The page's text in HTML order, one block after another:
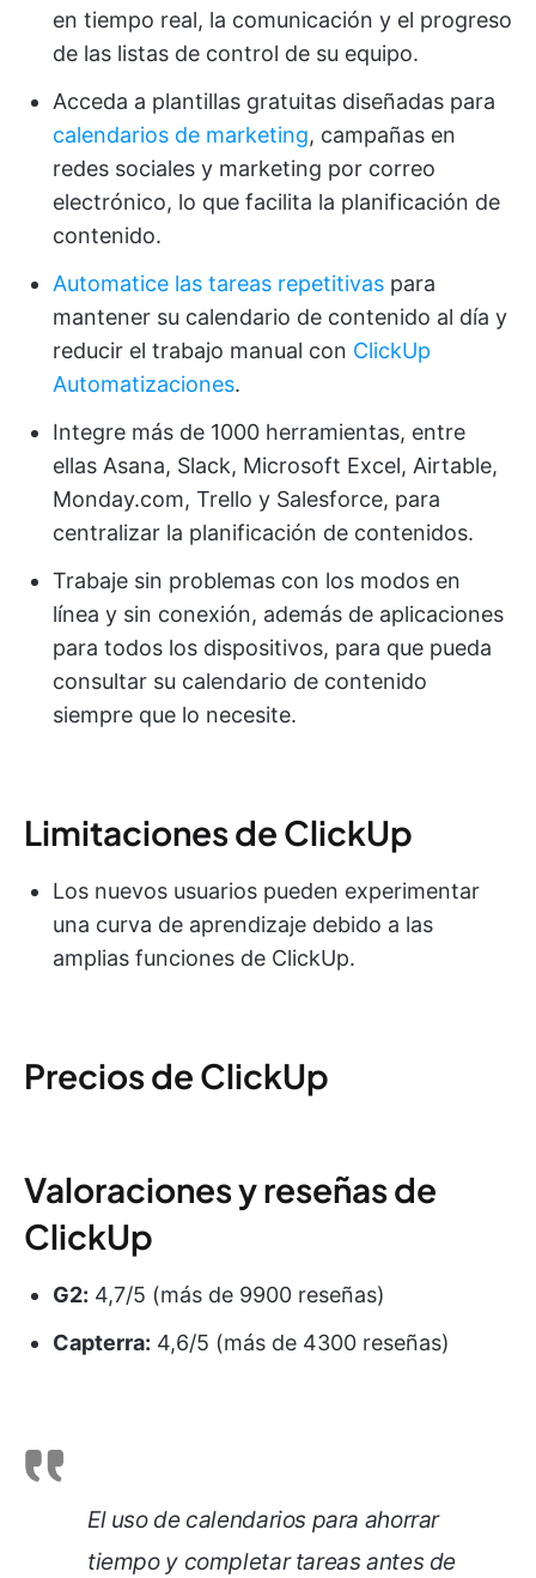
en tiempo real, la comunicación y el progreso
de las listas de control de su equipo.
Acceda a plantillas gratuitas diseñadas para
calendarios de marketing, campañas en
redes sociales y marketing por correo
electrónico, lo que facilita la planificación de
contenido.
Automatice las tareas repetitivas para
mantener su calendario de contenido al día y
reducir el trabajo manual con ClickUp
Automatizaciones.
Integre más de 1000 herramientas, entre
ellas Asana, Slack, Microsoft Excel, Airtable,
Monday.com, Trello y Salesforce, para
centralizar la planificación de contenidos.
Trabaje sin problemas con los modos en
línea y sin conexión, además de aplicaciones
para todos los dispositivos, para que pueda
consultar su calendario de contenido
siempre que lo necesite.
Limitaciones de ClickUp
Los nuevos usuarios pueden experimentar
una curva de aprendizaje debido a las
amplias funciones de ClickUp.
Precios de ClickUp
Valoraciones y reseñas de
ClickUp
G2: 4,7/5 (más de 9900 reseñas)
Capterra: 4,6/5 (más de 4300 reseñas)
El uso de calendarios para ahorrar
tiempo y completar tareas antes de